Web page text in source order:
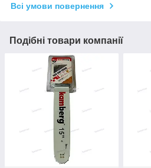
Всі умови повернення
Подібні товари компанії